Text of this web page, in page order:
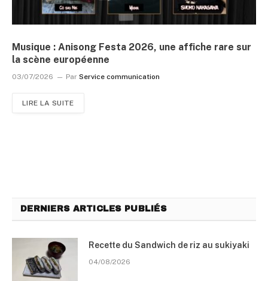
Musique : Anisong Festa 2026, une affiche rare sur
la scène européenne
03/07/2026 Par Service communication
LIRE LA SUITE
DERNIERS ARTICLES PUBLIÉS
Recette du Sandwich de riz au sukiyaki
04/08/2026